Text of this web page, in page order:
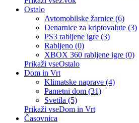
Ostalo
Avtomobilske žarnice (6)
Denarnice za kriptovalute (3)
PS3 rabljene igre (3)
Rabljeno (0)
XBOX 360 rabljene igre (0)
Prikaži vseOstalo
Dom in Vrt
Klimatske naprave (4)
Pametni dom (31)
Svetila (5)
Prikaži vseDom in Vrt
Časovnica